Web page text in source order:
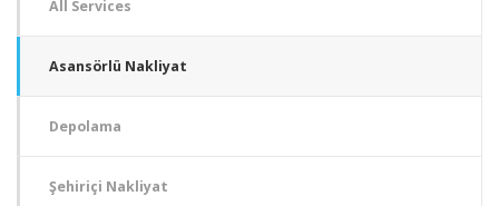
All Services
Asansörlü Nakliyat
Depolama
Şehiriçi Nakliyat